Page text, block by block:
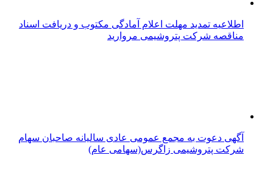
اطلاعیه تمدید مهلت اعلام آمادگی مکتوب و دریافت اسناد
مناقصه شرکت پتروشیمی مروارید
آگهی دعوت به مجمع عمومی عادی سالیانه صاحبان سهام
شرکت پتروشیمی زاگرس(سهامی عام)